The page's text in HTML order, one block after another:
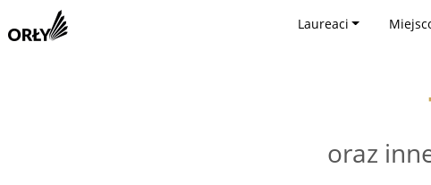
Laureaci
oraz